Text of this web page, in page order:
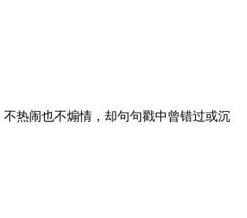
热闹也不煽情，却句句戳中曾错过或沉